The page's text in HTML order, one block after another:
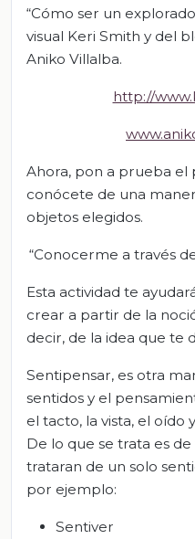
“Cómo ser un
visual Keri Smith y del
Aniko Villalba.
http://
Ahora, pon a prueba el
conócete de una
objetos elegidos.
“Conocerme a través
Esta actividad te
crear a partir de la
decir, de la idea que te
Sentipensar, es otra
sentidos y el
el tacto, la vista, el oído
De lo que se trata es de
trataran de un solo
por ejemplo:
Sentiver